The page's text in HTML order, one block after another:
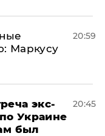
Маркусу
20:59
экс-
Украине
был
20:45